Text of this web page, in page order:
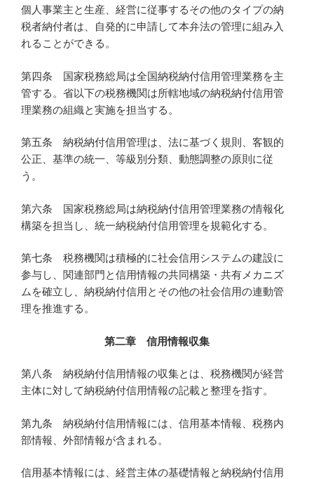
個人事業主と生産、経営に従事するその他のタイプの納
税者納付者は、自発的に申請して本弁法の管理に組み入
れることができる。
第四条 国家税務総局は全国納税納付信用管理業務を主
管する。省以下の税務機関は所轄地域の納税納付信用管
理業務の組織と実施を担当する。
第五条 納税納付信用管理は、法に基づく規則、客観的
公正、基準の統一、等級別分類、動態調整の原則に従
う。
第六条 国家税務総局は納税納付信用管理業務の情報化
構築を担当し、統一納税納付信用管理を規範化する。
第七条 税務機関は積極的に社会信用システムの建設に
参与し、関連部門と信用情報の共同構築・共有メカニズ
ムを確立し、納税納付信用とその他の社会信用の連動管
理を推進する。
第二章 信用情報収集
第八条 納税納付信用情報の収集とは、税務機関が経営
主体に対して納税納付信用情報の記載と整理を指す。
第九条 納税納付信用情報には、信用基本情報、税務内
部情報、外部情報が含まれる。
信用基本情報には、経営主体の基礎情報と納税納付信用